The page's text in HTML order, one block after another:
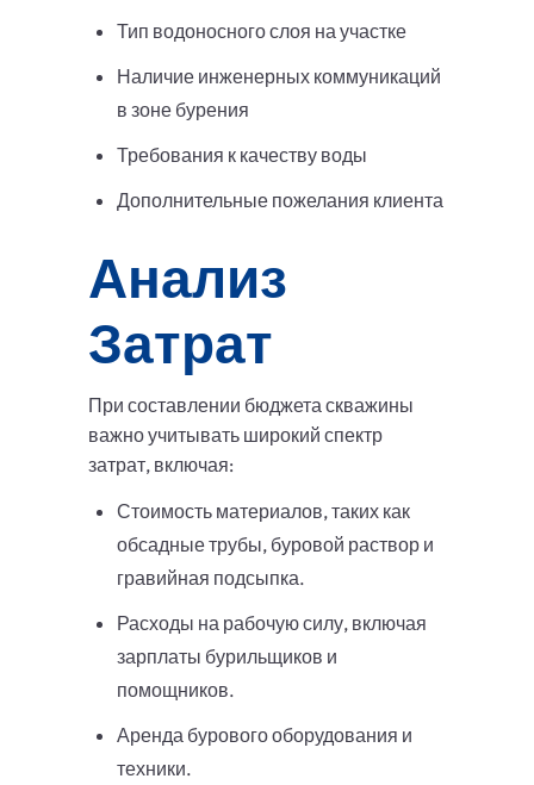
Тип водоносного слоя на участке
Наличие инженерных коммуникаций
в зоне бурения
Требования к качеству воды
Дополнительные пожелания клиента
Анализ
Затрат
При составлении бюджета скважины
важно учитывать широкий спектр
затрат, включая:
Стоимость материалов, таких как
обсадные трубы, буровой раствор и
гравийная подсыпка.
Расходы на рабочую силу, включая
зарплаты бурильщиков и
помощников.
Аренда бурового оборудования и
техники.